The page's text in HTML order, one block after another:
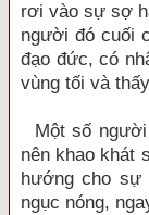
rơi vào sự sợ
người đó cuối
đạo đức, có
vùng tối và
Một số người
nên khao khát
hướng cho sự
ngục nóng,